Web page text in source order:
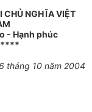
CHỦ NGHĨA VIỆT
- Hạnh phúc
tháng 10 năm 2004